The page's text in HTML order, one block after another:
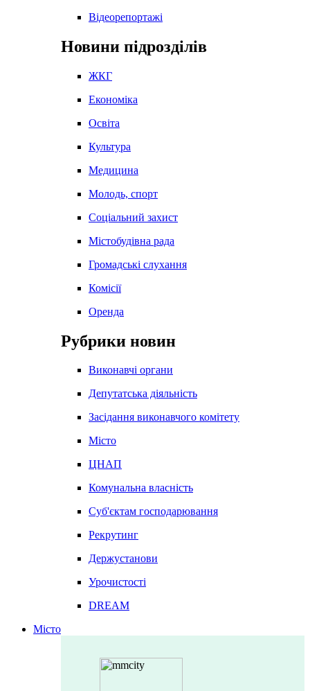
Відеорепортажі
Новини підрозділів
ЖКГ
Економіка
Освіта
Культура
Медицина
Молодь, спорт
Соціальний захист
Містобудівна рада
Громадські слухання
Комісії
Оренда
Рубрики новин
Виконавчі органи
Депутатська діяльність
Засідання виконавчого комітету
Місто
ЦНАП
Комунальна власність
Суб'єктам господарювання
Рекрутинг
Держустанови
Урочистості
DREAM
Місто